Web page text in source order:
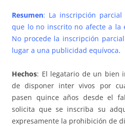
Resumen: La inscripción
que lo no inscrito no afecte a la
No procede la inscripción
lugar a una publicidad equívoca.
Hechos: El legatario de un bien
de disponer inter vivos por
pasen quince años desde el
solicita que se inscriba su
expresamente la prohibición de